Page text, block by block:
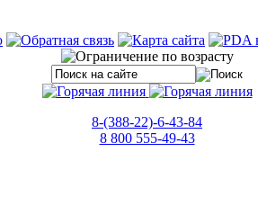
8-(388-22)-6-43-84
8 800 555-49-43